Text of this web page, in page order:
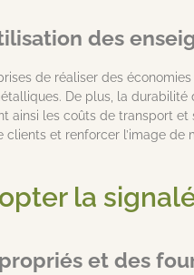
des
de réaliser des
De plus, la
les coûts de transport et
et renforcer l’image de
la
et des